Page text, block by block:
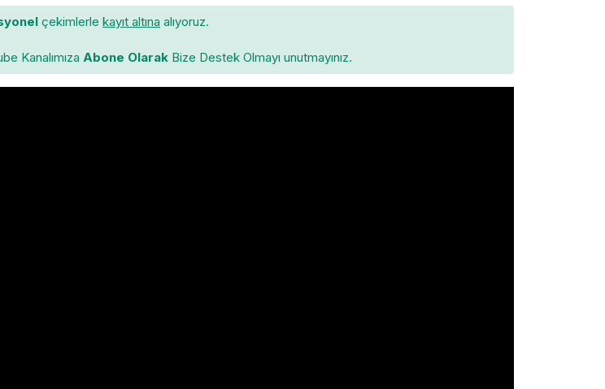
çekimlerle kayıt altına alıyoruz.
Kanalımıza Abone Olarak Bize Destek Olmayı unutmayınız.